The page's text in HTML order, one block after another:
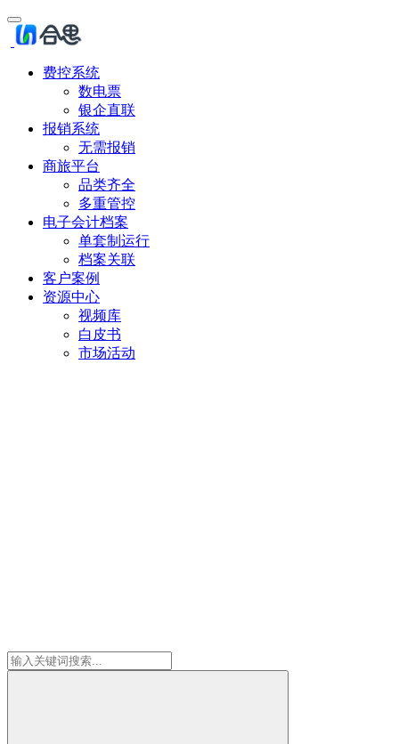
费控系统
数电票
银企直联
报销系统
无需报销
商旅平台
品类齐全
多重管控
电子会计档案
单套制运行
档案关联
客户案例
资源中心
视频库
白皮书
市场活动